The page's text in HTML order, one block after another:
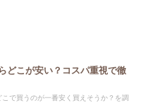
どこが安い？コスパ重視で徹
で買うのが一番安く買えそうか？を調